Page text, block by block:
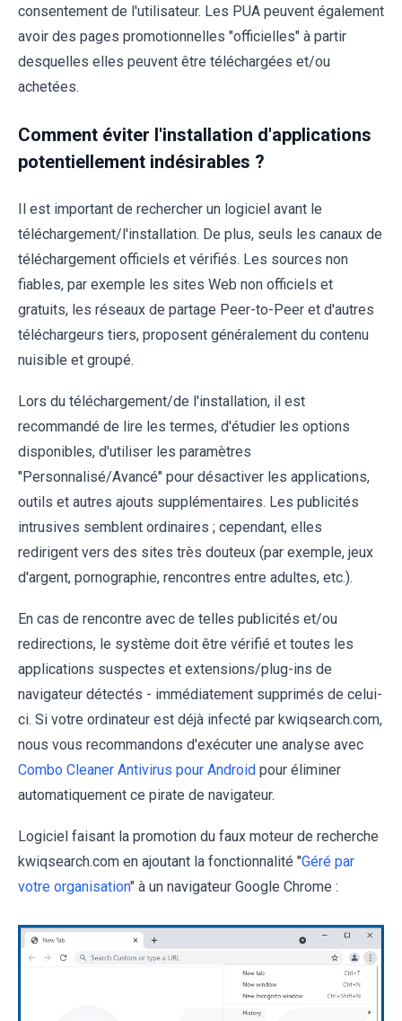
consentement de l'utilisateur. Les PUA peuvent également
avoir des pages promotionnelles "officielles" à partir
desquelles elles peuvent être téléchargées et/ou
achetées.
Comment éviter l'installation d'applications
potentiellement indésirables ?
Il est important de rechercher un logiciel avant le
téléchargement/l'installation. De plus, seuls les canaux de
téléchargement officiels et vérifiés. Les sources non
fiables, par exemple les sites Web non officiels et
gratuits, les réseaux de partage Peer-to-Peer et d'autres
téléchargeurs tiers, proposent généralement du contenu
nuisible et groupé.
Lors du téléchargement/de l'installation, il est
recommandé de lire les termes, d'étudier les options
disponibles, d'utiliser les paramètres
"Personnalisé/Avancé" pour désactiver les applications,
outils et autres ajouts supplémentaires. Les publicités
intrusives semblent ordinaires ; cependant, elles
redirigent vers des sites très douteux (par exemple, jeux
d'argent, pornographie, rencontres entre adultes, etc.).
En cas de rencontre avec de telles publicités et/ou
redirections, le système doit être vérifié et toutes les
applications suspectes et extensions/plug-ins de
navigateur détectés - immédiatement supprimés de celui-
ci. Si votre ordinateur est déjà infecté par kwiqsearch.com,
nous vous recommandons d'exécuter une analyse avec
Combo Cleaner Antivirus pour Android pour éliminer
automatiquement ce pirate de navigateur.
Logiciel faisant la promotion du faux moteur de recherche
kwiqsearch.com en ajoutant la fonctionnalité "Géré par
votre organisation" à un navigateur Google Chrome :